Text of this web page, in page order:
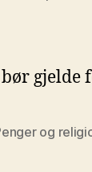
gjelde
og